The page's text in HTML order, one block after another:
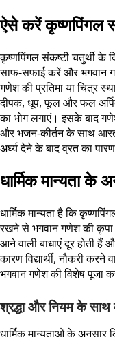
ऐसे करें कृष्णपिंगल
कृष्णपिंगल संकष्टी चतुर्थी के
साफ-सफाई करें और भगवान
गणेश की प्रतिमा या चित्र
दीपक, धूप, फूल और फल
का भोग लगाएं। इसके बाद
और भजन-कीर्तन के साथ
अर्घ्य देने के बाद व्रत का
धार्मिक मान्यता के
धार्मिक मान्यता है कि
रखने से भगवान गणेश की कृपा
आने वाली बाधाएं दूर होती हैं
कारण विद्यार्थी, नौकरी
भगवान गणेश की विशेष पूजा
श्रद्धा और नियम के साथ
धार्मिक मान्यताओं के अनुसार